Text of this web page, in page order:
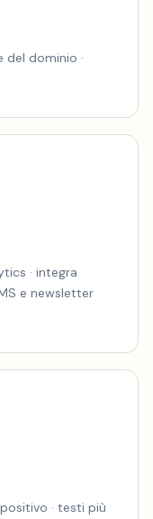
del dominio ·
· integra
e newsletter
· testi più